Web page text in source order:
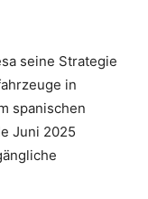
seine Strategie
in
spanischen
Juni 2025